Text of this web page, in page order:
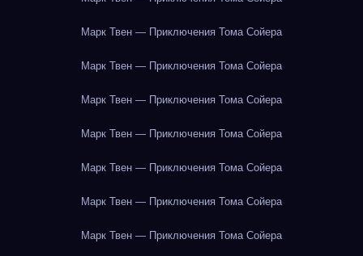
Марк Твен — Приключения Тома Сойера
Марк Твен — Приключения Тома Сойера
Марк Твен — Приключения Тома Сойера
Марк Твен — Приключения Тома Сойера
Марк Твен — Приключения Тома Сойера
Марк Твен — Приключения Тома Сойера
Марк Твен — Приключения Тома Сойера